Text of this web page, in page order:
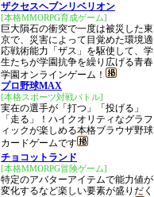
ザクセスヘブンリベリオン
[本格MMORPG育成ゲーム]
巨大隕石の衝突で一度は被災した東
京で、災害によって目覚めた環境適
応戦術能力「ザス」を駆使して、学
生たちが学園抗争を繰り広げる青春
学園オンラインゲーム！
プロ野球MAX
[本格スポーツ対戦バトル]
実在の選手が「打つ」「投げる」
「走る」！ハイクオリティなグラフ
ィックが楽しめる本格ブラウザ野球
カードゲームです
チョコットランド
[本格MMORPG冒険ゲーム]
特定のアバターアイテムで能力値が
変化するなど楽しい要素が盛りだく